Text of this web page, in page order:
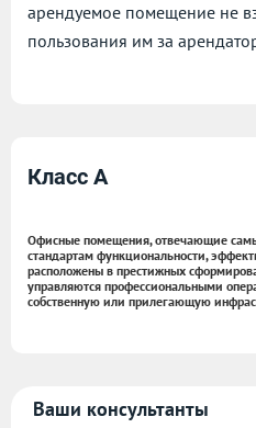
арендуемое помещение не
пользования им за
Класс A
Офисные помещения, отвечающие
стандартам функциональности,
расположены в престижных
управляются профессиональными
собственную или прилегающую
Ваши консультанты